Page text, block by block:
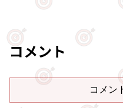
コメント
コメン